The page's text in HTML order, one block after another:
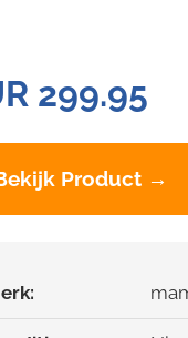
299.95
Product →